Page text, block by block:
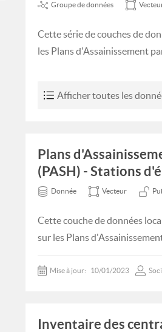
Groupe de données
Cette série de couches de
les Plans d'Assainissement
Afficher toutes les
Plans
(PASH) - Stations
Donnée Vecteur
Cette couche de données
sur les Plans
Mise à jour: 10/01/2023
Inventaire des